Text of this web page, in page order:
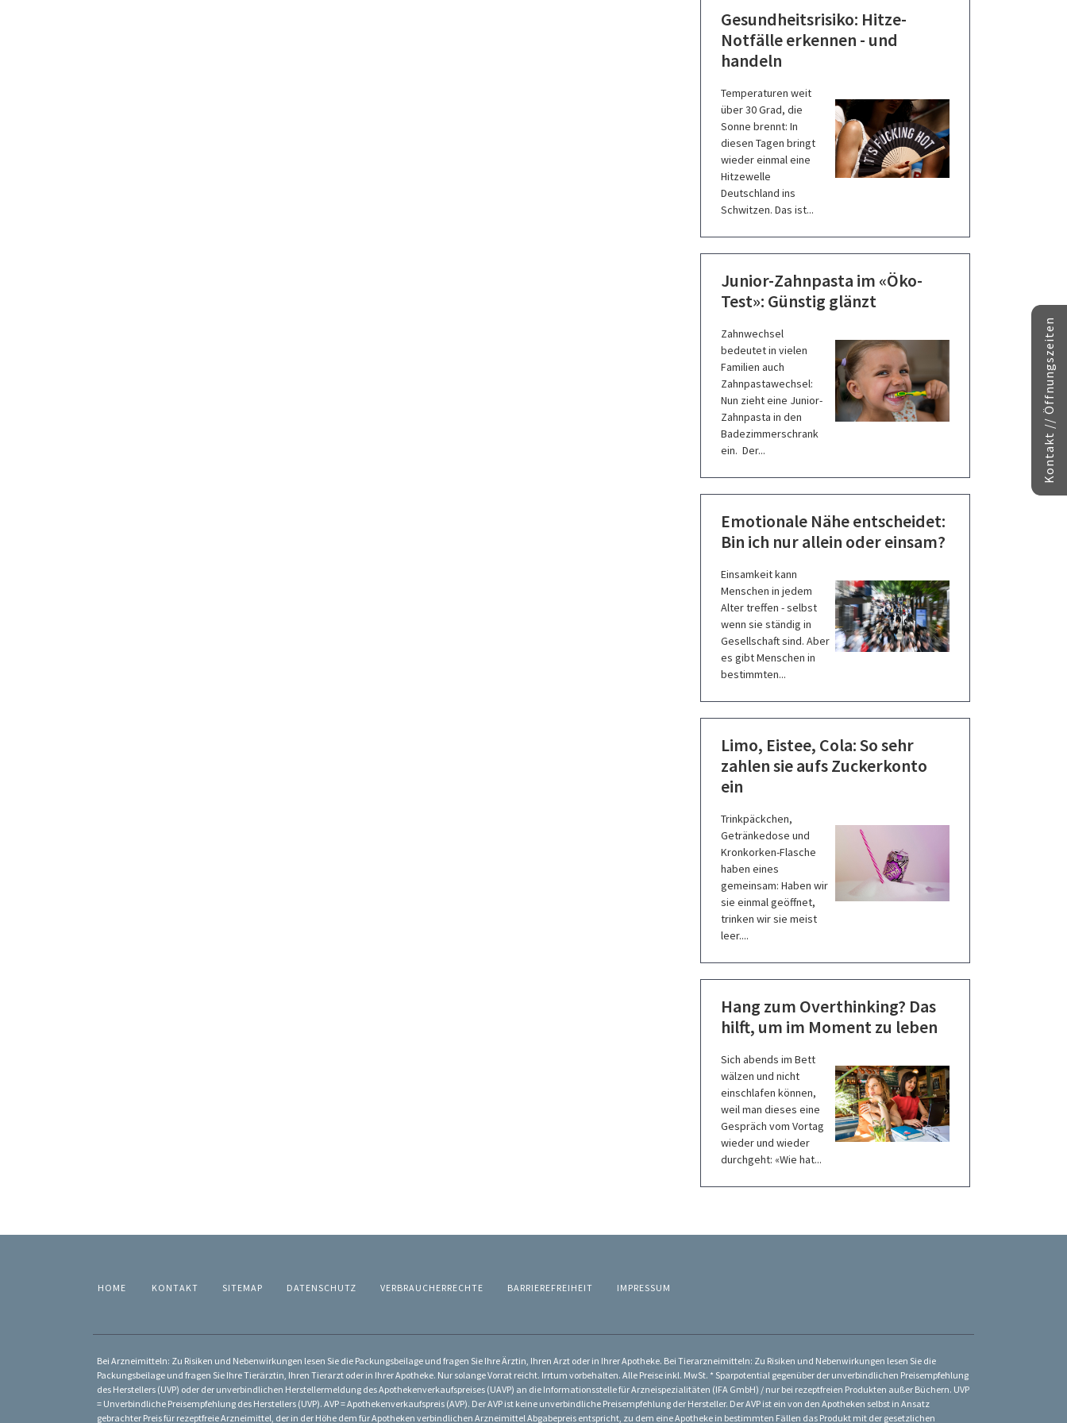
Gesundheitsrisiko: Hitze-
Notfälle erkennen - und
handeln
Temperaturen weit
über 30 Grad, die
Sonne brennt: In
diesen Tagen bringt
wieder einmal eine
Hitzewelle
Deutschland ins
Schwitzen. Das ist...
Junior-Zahnpasta im «Öko-
Test»: Günstig glänzt
Zahnwechsel
bedeutet in vielen
Familien auch
Zahnpastawechsel:
Nun zieht eine Junior-
Zahnpasta in den
Badezimmerschrank
ein. Der...
Emotionale Nähe entscheidet:
Bin ich nur allein oder einsam?
Einsamkeit kann
Menschen in jedem
Alter treffen - selbst
wenn sie ständig in
Gesellschaft sind. Aber
es gibt Menschen in
bestimmten...
Limo, Eistee, Cola: So sehr
zahlen sie aufs Zuckerkonto
ein
Trinkpäckchen,
Getränkedose und
Kronkorken-Flasche
haben eines
gemeinsam: Haben wir
sie einmal geöffnet,
trinken wir sie meist
leer....
Hang zum Overthinking? Das
hilft, um im Moment zu leben
Sich abends im Bett
wälzen und nicht
einschlafen können,
weil man dieses eine
Gespräch vom Vortag
wieder und wieder
durchgeht: «Wie hat...
HOME KONTAKT SITEMAP DATENSCHUTZ VERBRAUCHERRECHTE BARRIEREFREIHEIT IMPRESSUM
Bei Arzneimitteln: Zu Risiken und Nebenwirkungen lesen Sie die Packungsbeilage und fragen Sie Ihre Ärztin, Ihren Arzt oder in Ihrer Apotheke. Bei Tierarzneimitteln: Zu Risiken und Nebenwirkungen lesen Sie die
Packungsbeilage und fragen Sie Ihre Tierärztin, Ihren Tierarzt oder in Ihrer Apotheke. Nur solange Vorrat reicht. Irrtum vorbehalten. Alle Preise inkl. MwSt. * Sparpotential gegenüber der unverbindlichen Preisempfehlung
des Herstellers (UVP) oder der unverbindlichen Herstellermeldung des Apothekenverkaufspreises (UAVP) an die Informationsstelle für Arzneispezialitäten (IFA GmbH) / nur bei rezeptfreien Produkten außer Büchern. UVP
= Unverbindliche Preisempfehlung des Herstellers (UVP). AVP = Apothekenverkaufspreis (AVP). Der AVP ist keine unverbindliche Preisempfehlung der Hersteller. Der AVP ist ein von den Apotheken selbst in Ansatz
gebrachter Preis für rezeptfreie Arzneimittel, der in der Höhe dem für Apotheken verbindlichen Arzneimittel Abgabepreis entspricht, zu dem eine Apotheke in bestimmten Fällen das Produkt mit der gesetzlichen
Kontakt // Öffnungszeiten